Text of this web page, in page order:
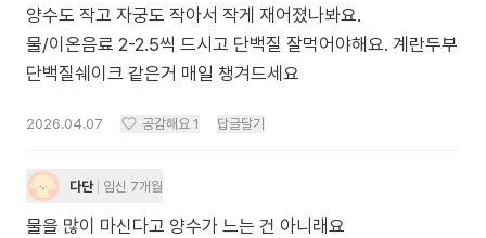
양수도 작고 자궁도 작아서 작게 재어졌나봐요.
물/이온음료 2-2.5씩 드시고 단백질 잘먹어야해요. 계란두부
단백질쉐이크 같은거 매일 챙겨드세요
2026.04.07 공감해요 1 답글달기
다단 임신 7개월
물을 많이 마신다고 양수가 느는 건 아니래요